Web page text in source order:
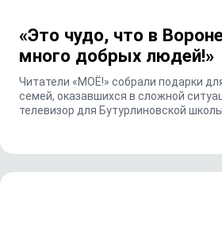
«Это чудо, что в
много добрых людей!»
Читатели «МОЁ!» собрали подарки
семей, оказавшихся в сложной
телевизор для Бутурлиновской